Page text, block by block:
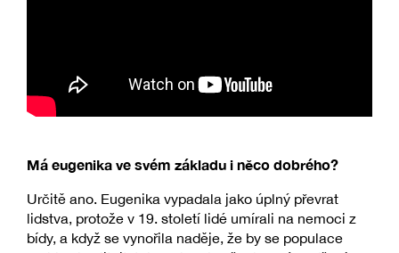
Má eugenika ve svém základu i něco dobrého?
Určitě ano. Eugenika vypadala jako úplný převrat
lidstva, protože v 19. století lidé umírali na nemoci z
bídy, a když se vynořila naděje, že by se populace